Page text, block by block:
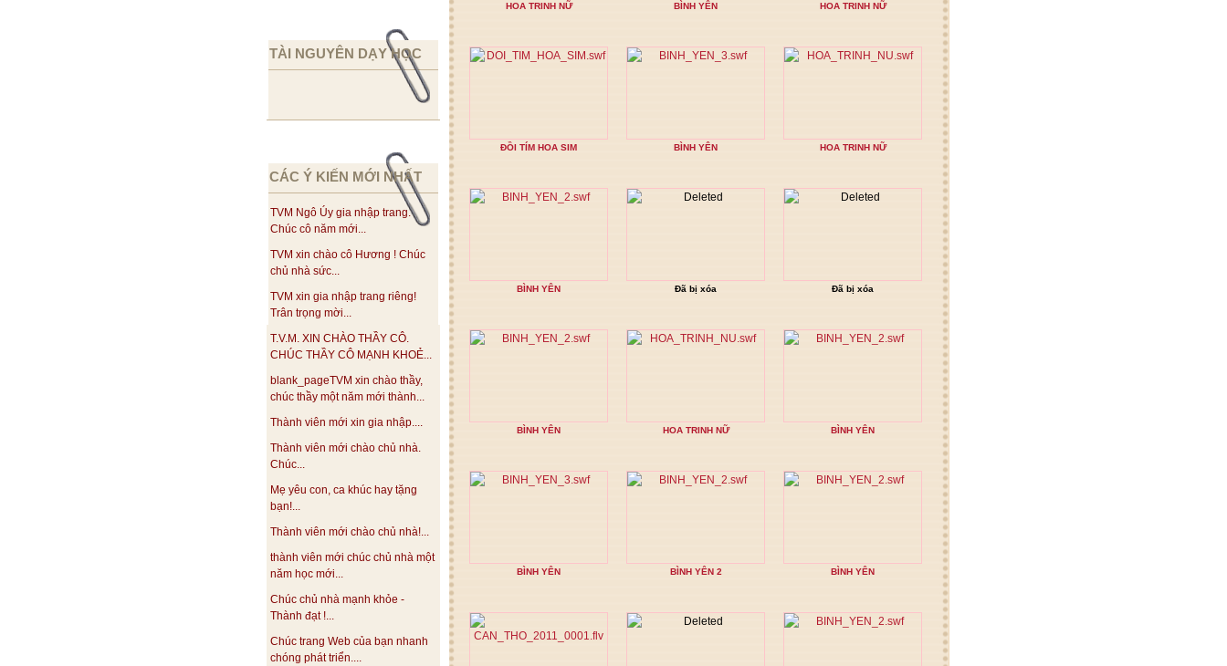
TÀI NGUYÊN DẠY HỌC
CÁC Ý KIẾN MỚI NHẤT
TVM Ngô Úy gia nhập trang.
Chúc cô năm mới...
TVM xin chào cô Hương ! Chúc
chủ nhà sức...
TVM xin gia nhập trang riêng!
Trân trọng mời...
T.V.M. XIN CHÀO THẦY CÔ.
CHÚC THẦY CÔ MẠNH KHOẺ...
blank_pageTVM xin chào thầy,
chúc thầy một năm mới thành...
Thành viên mới xin gia nhập....
Thành viên mới chào chủ nhà.
Chúc...
Mẹ yêu con, ca khúc hay tặng
bạn!...
Thành viên mới chào chủ nhà!...
thành viên mới chúc chủ nhà một
năm học mới...
Chúc chủ nhà mạnh khỏe -
Thành đạt !...
Chúc trang Web của bạn nhanh
chóng phát triển....
HOA TRINH NỮ BÌNH YÊN HOA TRINH NỮ
ĐỒI TÍM HOA SIM BÌNH YÊN HOA TRINH NỮ
BÌNH YÊN Đã bị xóa Đã bị xóa
BÌNH YÊN HOA TRINH NỮ BÌNH YÊN
BÌNH YÊN BÌNH YÊN 2 BÌNH YÊN